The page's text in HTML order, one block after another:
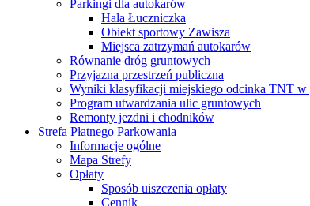
Parkingi dla autokarów
Hala Łuczniczka
Obiekt sportowy Zawisza
Miejsca zatrzymań autokarów
Równanie dróg gruntowych
Przyjazna przestrzeń publiczna
Wyniki klasyfikacji miejskiego odcinka TNT w
Program utwardzania ulic gruntowych
Remonty jezdni i chodników
Strefa Płatnego Parkowania
Informacje ogólne
Mapa Strefy
Opłaty
Sposób uiszczenia opłaty
Cennik